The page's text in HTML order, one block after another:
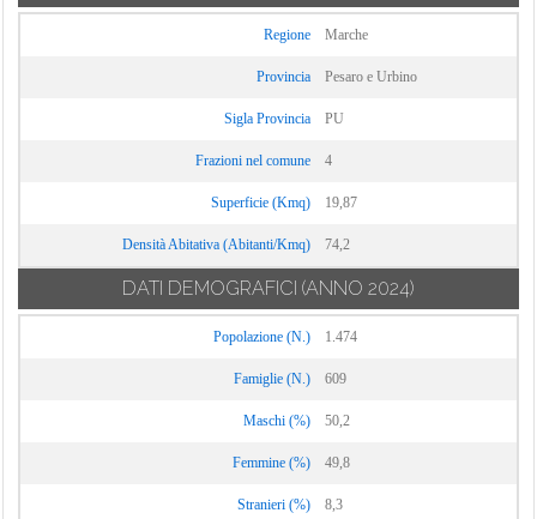
Regione Marche
Provincia Pesaro e Urbino
Sigla Provincia PU
Frazioni nel comune 4
Superficie (Kmq) 19,87
Densità Abitativa (Abitanti/Kmq) 74,2
DATI DEMOGRAFICI (ANNO 2024)
Popolazione (N.) 1.474
Famiglie (N.) 609
Maschi (%) 50,2
Femmine (%) 49,8
Stranieri (%) 8,3